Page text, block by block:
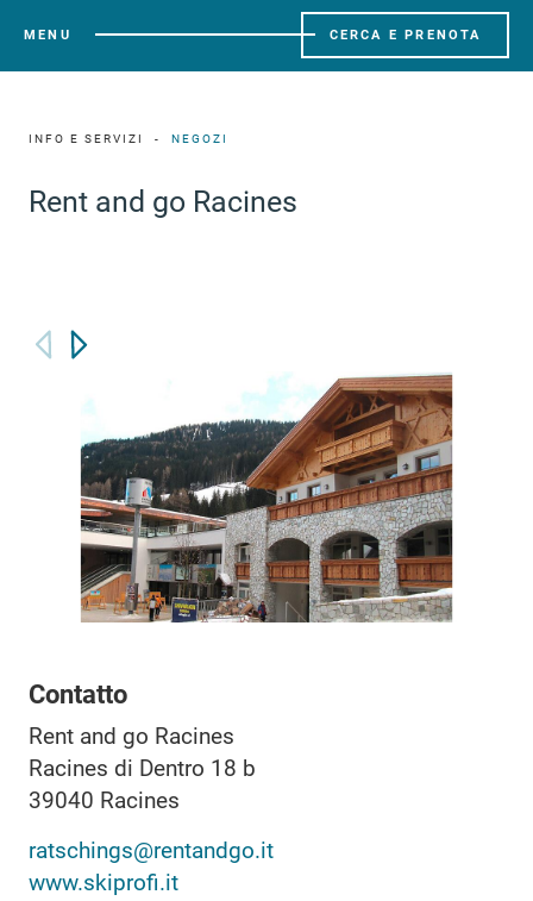
MENU CERCA E PRENOTA
INFO E SERVIZI NEGOZI
Rent and go Racines
Contatto
Rent and go Racines
Racines di Dentro 18 b
39040 Racines
ratschings@rentandgo.it
www.skiprofi.it